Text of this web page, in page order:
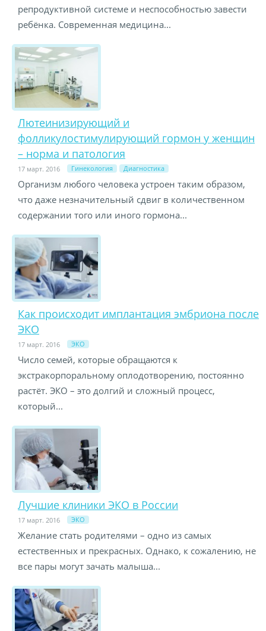
репродуктивной системе и неспособностью завести
ребёнка. Современная медицина...
Лютеинизирующий и
фолликулостимулирующий гормон у женщин
– норма и патология
17 март. 2016 Гинекология Диагностика
Организм любого человека устроен таким образом,
что даже незначительный сдвиг в количественном
содержании того или иного гормона...
Как происходит имплантация эмбриона после
ЭКО
17 март. 2016 ЭКО
Число семей, которые обращаются к
экстракорпоральному оплодотворению, постоянно
растёт. ЭКО – это долгий и сложный процесс,
который...
Лучшие клиники ЭКО в России
17 март. 2016 ЭКО
Желание стать родителями – одно из самых
естественных и прекрасных. Однако, к сожалению, не
все пары могут зачать малыша...